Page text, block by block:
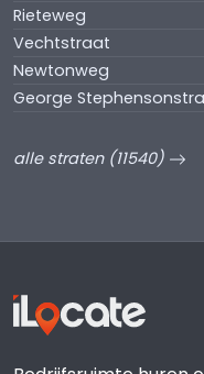
Rieteweg
Vechtstraat
Newtonweg
George
alle straten (11540)